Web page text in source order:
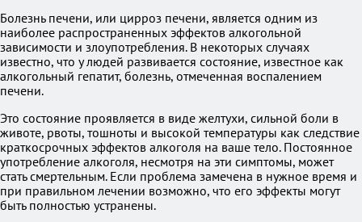
Болезнь печени, или цирроз печени, является одним из
наиболее распространенных эффектов алкогольной
зависимости и злоупотребления. В некоторых случаях
известно, что у людей развивается состояние, известное как
алкогольный гепатит, болезнь, отмеченная воспалением
печени.
Это состояние проявляется в виде желтухи, сильной боли в
животе, рвоты, тошноты и высокой температуры как следствие
краткосрочных эффектов алкоголя на ваше тело. Постоянное
употребление алкоголя, несмотря на эти симптомы, может
стать смертельным. Если проблема замечена в нужное время и
при правильном лечении возможно, что его эффекты могут
быть полностью устранены.